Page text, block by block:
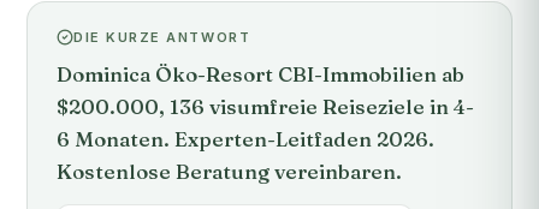
DIE KURZE ANTWORT
Dominica Öko-Resort CBI-Immobilien ab
$200.000, 136 visumfreie Reiseziele in 4-
6 Monaten. Experten-Leitfaden 2026.
Kostenlose Beratung vereinbaren.